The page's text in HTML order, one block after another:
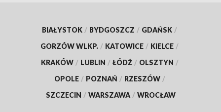
BIAŁYSTOK / BYDGOSZCZ / GDAŃSK /
GORZÓW WLKP. / KATOWICE / KIELCE /
KRAKÓW / LUBLIN / ŁÓDŹ / OLSZTYN /
OPOLE / POZNAŃ / RZESZÓW /
SZCZECIN / WARSZAWA / WROCŁAW